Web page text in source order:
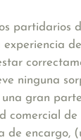
partidarios
ninguna
gran
comercial
de encargo,